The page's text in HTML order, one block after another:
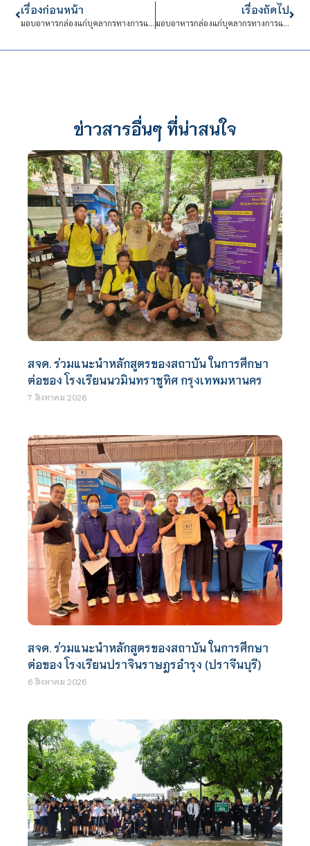
เรื่องก่อนหน้า
มอบอาหารกล่องแก่บุคลากรทางการแพทย์ วันที่ 10
เรื่องถัดไป
มอบอาหารกล่องแก่บุคลากรทางการแพทย์ วันที่ 11
ข่าวสารอื่นๆ ที่น่าสนใจ
สจด. ร่วมแนะนำหลักสูตรของสถาบัน ในการศึกษา
ต่อของ โรงเรียนนวมินทราชูทิศ กรุงเทพมหานคร
7 สิงหาคม 2026
สจด. ร่วมแนะนำหลักสูตรของสถาบัน ในการศึกษา
ต่อของ โรงเรียนปราจินราษฎรอำรุง (ปราจีนบุรี)
6 สิงหาคม 2026